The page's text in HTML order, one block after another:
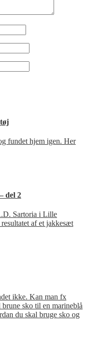
fundet hjem igen. Her
del 2
Sartoria i Lille
af et jakkesæt
ikke. Kan man fx
sko til en marineblå
du skal bruge sko og